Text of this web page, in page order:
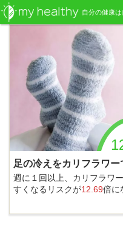
足の冷えをカリフラワー
週に１回以上、カリフラワ
すくなるリスクが12.69倍に
自分の健康は